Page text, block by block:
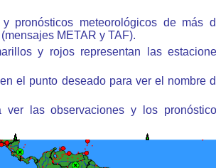
y pronósticos meteorológicos de más
METAR y TAF).
y rojos representan las
el punto deseado para ver el nombre
ver las observaciones y los